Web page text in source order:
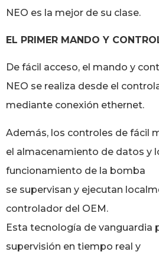
NEO es la mejor de su clase.
EL PRIMER MANDO Y
De fácil acceso, el mando y
NEO se realiza desde el
mediante conexión ethernet.
Además, los controles de fácil
el almacenamiento de datos y
funcionamiento de la bomba
se supervisan y ejecutan
controlador del OEM.
Esta tecnología de vanguardia
supervisión en tiempo real y